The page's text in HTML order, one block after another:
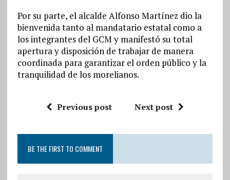
Por su parte, el alcalde Alfonso Martínez dio la
bienvenida tanto al mandatario estatal como a
los integrantes del GCM y manifestó su total
apertura y disposición de trabajar de manera
coordinada para garantizar el orden público y la
tranquilidad de los morelianos.
Previous post Next post
BE THE FIRST TO COMMENT